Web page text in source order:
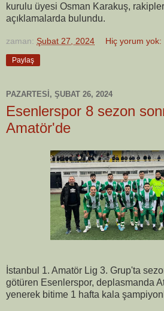
kurulu üyesi Osman Karakuş,
açıklamalarda bulundu.
zaman: Şubat 27, 2024 Hiç yorum yok:
Paylaş
PAZARTESI, ŞUBAT 26, 2024
Esenlerspor 8 sezon
Amatör'de
İstanbul 1. Amatör Lig 3. Grup'ta
götüren Esenlerspor, deplasmanda
yenerek bitime 1 hafta kala